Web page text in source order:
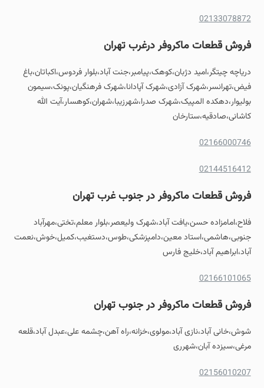
02133078872
فروشقطعات ماکروفردرغرب تهران
دریاچه چیتگر،امید دژبان،کوهک،پیامبر،جنت آباد،بلوار فردوس،اکباتان،باغ
فیض،تهرانسر،شهرک آزادی،شهرک آپادانا،شهرک فرهنگیان،پونک،سیمون
بولیوار،دهکده المپیک،شهرک صدرا،شهرزیبا،شهران،کوهسار،آیت الله
کاشانی،صادقیه،ستارخان
02166000746
02144516412
فروش قطعات ماکروفر در جنوب غرب تهران
فلاح،امامزاده حسن،یافت آباد،شهرک ولیعصر،بلوار معلم،تختی،مهرآباد
جنوبی،هاشمی،استاد معین،دامپزشکی،طوس،دستغیب،کمیل،خوش،نعمت
آباد،ابراهیم آباد،خلیج فارس
02166101065
فروشقطعات ماکروفردر جنوب تهران
شوش،خانی آباد،نازی آباد،مولوی،خزانه،راه آهن،چشمه علی،عبدل آباد،قلعه
مرغی،سیزده آبان،شهرری
02156010207